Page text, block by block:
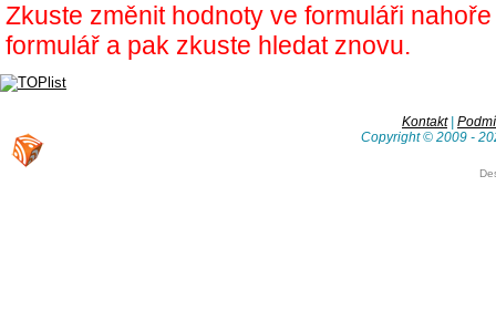
Zkuste změnit hodnoty ve formuláři
formulář a pak zkuste hledat znovu.
Kontakt|
Copyright © 2009 -